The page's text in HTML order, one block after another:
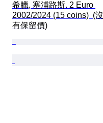
希臘, 塞浦路斯. 2 Euro
2002/2024 (15 coins)  (沒
有保留價)